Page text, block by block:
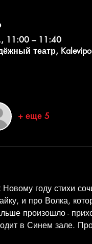
11:00 – 11:40
театр,
+ еще 5
году стихи
и про Волка,
произошло -
в Синем зале.